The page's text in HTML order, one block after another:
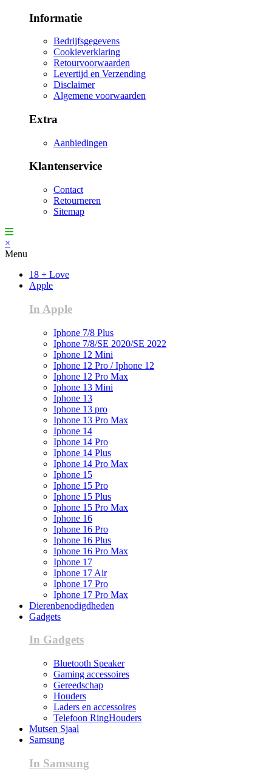
Informatie
Bedrijfsgegevens
Cookieverklaring
Retourvoorwaarden
Levertijd en Verzending
Disclaimer
Algemene voorwaarden
Extra
Aanbiedingen
Klantenservice
Contact
Retourneren
Sitemap
×
Menu
18 + Love
Apple
In Apple
Iphone 7/8 Plus
Iphone 7/8/SE 2020/SE 2022
Iphone 12 Mini
Iphone 12 Pro / Iphone 12
Iphone 12 Pro Max
Iphone 13 Mini
Iphone 13
Iphone 13 pro
Iphone 13 Pro Max
Iphone 14
Iphone 14 Pro
Iphone 14 Plus
Iphone 14 Pro Max
Iphone 15
Iphone 15 Pro
Iphone 15 Plus
Iphone 15 Pro Max
Iphone 16
Iphone 16 Pro
Iphone 16 Plus
Iphone 16 Pro Max
Iphone 17
Iphone 17 Air
Iphone 17 Pro
Iphone 17 Pro Max
Dierenbenodigdheden
Gadgets
In Gadgets
Bluetooth Speaker
Gaming accessoires
Gereedschap
Houders
Laders en accessoires
Telefoon RingHouders
Mutsen Sjaal
Samsung
In Samsung